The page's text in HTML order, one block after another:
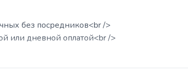
без посредников<br />
или дневной оплатой<br />